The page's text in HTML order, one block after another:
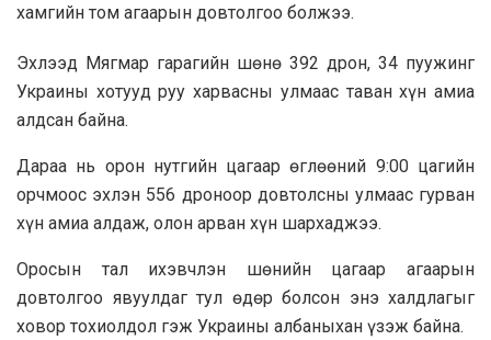
хамгийн том агаарын довтолгоо болжээ.
Эхлээд Мягмар гарагийн шөнө 392 дрон, 34 пуужинг
Украины хотууд руу харвасны улмаас таван хүн амиа
алдсан байна.
Дараа нь орон нутгийн цагаар өглөөний 9:00 цагийн
орчмоос эхлэн 556 дроноор довтолсны улмаас гурван
хүн амиа алдаж, олон арван хүн шархаджээ.
Оросын тал ихэвчлэн шөнийн цагаар агаарын
довтолгоо явуулдаг тул өдөр болсон энэ халдлагыг
ховор тохиолдол гэж Украины албаныхан үзэж байна.